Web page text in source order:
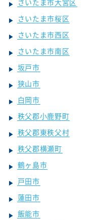
さいたま市桜区
さいたま市西区
さいたま市南区
坂戸市
狭山市
白岡市
秩父郡小鹿野町
秩父郡東秩父村
秩父郡横瀬町
鶴ヶ島市
戸田市
蓮田市
飯能市